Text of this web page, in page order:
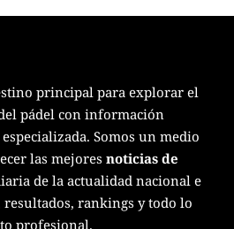
principal para explorar el
pádel con información
Somos un medio
las mejores noticias de
de la actualidad nacional e
rankings y todo lo
profesional.